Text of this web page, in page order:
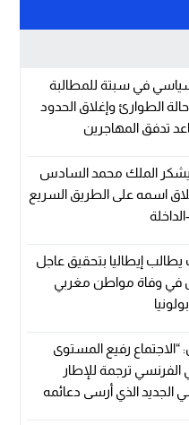
في سبتة للمطالبة
الطوارئ وإغلاق الحدود
تدفق المهاجرين
الملك محمد السادس
اسمه على الطريق السريع
يطالب إيطاليا بتحقيق عاجل
في وفاة مواطن مغربي
رفيع المستوى
الفرنسي ترجمة للإطار
الجديد الذي أرسى دعائمه